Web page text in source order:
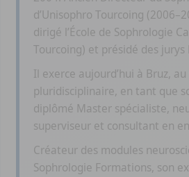
d’Unisophro Tourcoing
dirigé l’École de Sophrologie
Tourcoing) et présidé des jurys
Il exerce aujourd’hui à Bruz,
pluridisciplinaire, en tant que
diplômé Master spécialiste,
superviseur et consultant en
Créateur des modules
Sophrologie Formations, son